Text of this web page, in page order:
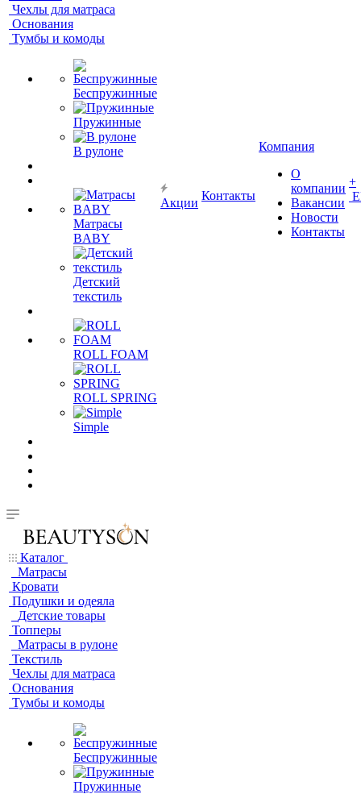
Чехлы для матраса
Основания
Тумбы и комоды
Беспружинные
Пружинные
В рулоне
Матрасы
BABY
Детский
текстиль
ROLL FOAM
ROLL SPRING
Simple
Акции
Контакты
Компания
О
компании
Вакансии
Новости
Контакты
+
Каталог
Матрасы
Кровати
Подушки и одеяла
Детские товары
Топперы
Матрасы в рулоне
Текстиль
Чехлы для матраса
Основания
Тумбы и комоды
Беспружинные
Пружинные